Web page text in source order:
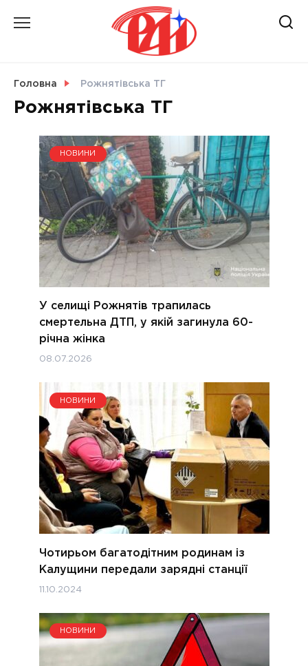
СВІТ
УКРАЇНА
Головна Рожнятівська ТГ
Рожнятівська ТГ
НОВИНИ
У селищі Рожнятів трапилась
смертельна ДТП, у якій загинула 60-
річна жінка
08.07.2026
НОВИНИ
Чотирьом багатодітним родинам із
Калущини передали зарядні станції
11.10.2024
НОВИНИ